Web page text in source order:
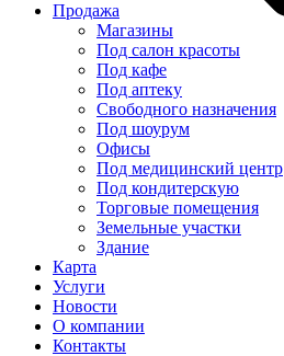
Продажа
Магазины
Под салон красоты
Под кафе
Под аптеку
Свободного назначения
Под шоурум
Офисы
Под медицинский центр
Под кондитерскую
Торговые помещения
Земельные участки
Здание
Карта
Услуги
Новости
О компании
Контакты